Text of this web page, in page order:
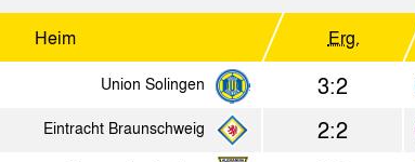
Alemannia Aachen 3:1
KSV Hessen Kassel 2:1
1:2 FC
0:15
Heim Erg.
Union Solingen 3:2
Eintracht Braunschweig 2:2